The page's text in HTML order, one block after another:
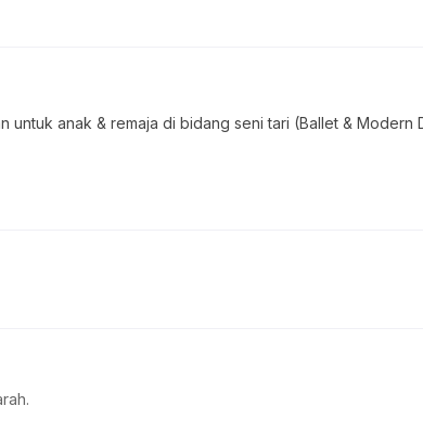
untuk anak & remaja di bidang seni tari (Ballet &